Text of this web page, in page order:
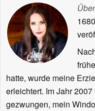
hatte, wurde meine
erleichtert. Im Jahr
gezwungen, mein